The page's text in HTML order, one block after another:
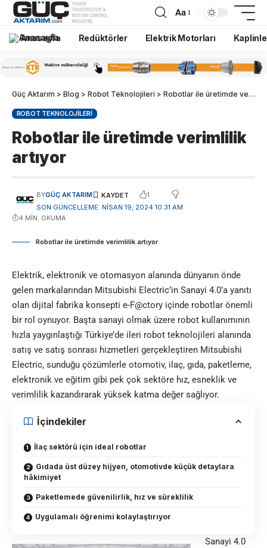
Aa
Anasayfa Redüktörler Elektrik Motorları
Güç Aktarım > Blog > Robot Teknolojileri > Robotlar ile üretimde verimlilik artıyor
ROBOT TEKNOLOJILERI
Robotlar ile üretimde verimlilik
artıyor
SON GÜNCELLEME: NISAN 19, 2024 10:31 AM
BYGÜÇ AKTARIM 1
4 MIN. OKUMA
Robotlar ile üretimde verimlilik artıyor
Elektrik, elektronik ve otomasyon alanında dünyanın önde
gelen markalarından Mitsubishi Electric’in Sanayi 4.0’a yanıtı
olan dijital fabrika konsepti e-F@ctory içinde robotlar önemli
bir rol oynuyor. Başta sanayi olmak üzere robot kullanımının
hızla yaygınlaştığı Türkiye’de ileri robot teknolojileri alanında
satış ve satış sonrası hizmetleri gerçekleştiren Mitsubishi
Electric, sunduğu çözümlerle otomotiv, ilaç, gıda, paketleme,
elektronik ve eğitim gibi pek çok sektöre hız, esneklik ve
verimlilik kazandırarak yüksek katma değer sağlıyor.
İçindekiler
İlaç sektörü için ideal robotlar
Gıdada üst düzey hijyen, otomotivde küçük detaylara
hâkimiyet
Paketlemede güvenilirlik, hız ve süreklilik
Uygulamalı öğrenimi kolaylaştırıyor
Sanayi 4.0